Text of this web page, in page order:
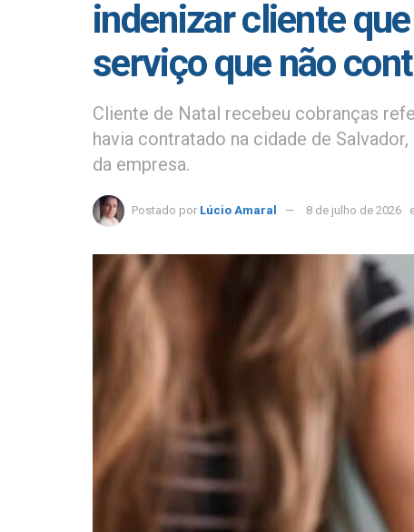
indenizar cliente
serviço que não
Cliente de Natal recebeu cobranças
havia contratado na cidade de
da empresa.
Postado por Lúcio Amaral 8 de julho de 2026